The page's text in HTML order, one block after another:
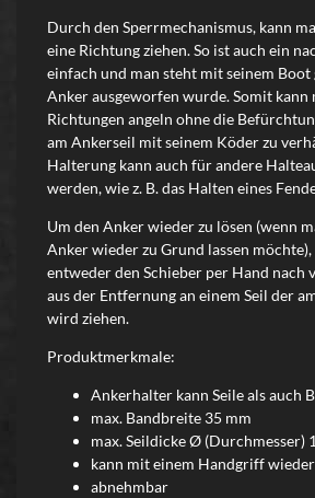
Durch den Sperrmechanismus, kann
eine Richtung ziehen. So ist auch ein
einfach und man steht mit seinem Boot
Anker ausgeworfen wurde. Somit kann
Richtungen angeln ohne die
am Ankerseil mit seinem Köder zu
Halterung kann auch für andere
werden, wie z. B. das Halten eines
Um den Anker wieder zu lösen (wenn
Anker wieder zu Grund lassen möchte),
entweder den Schieber per Hand nach
aus der Entfernung an einem Seil der
wird ziehen.
Produktmerkmale:
Ankerhalter kann Seile als auch
max. Bandbreite 35 mm
max. Seildicke Ø (Durchmesser)
kann mit einem Handgriff
abnehmbar